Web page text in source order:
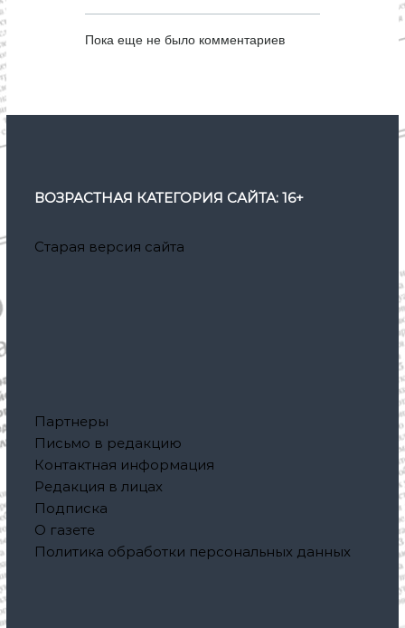
Пока еще не было комментариев
ВОЗРАСТНАЯ КАТЕГОРИЯ САЙТА: 16+
Старая версия сайта
Партнеры
Письмо в редакцию
Контактная информация
Редакция в лицах
Подписка
О газете
Политика обработки персональных данных